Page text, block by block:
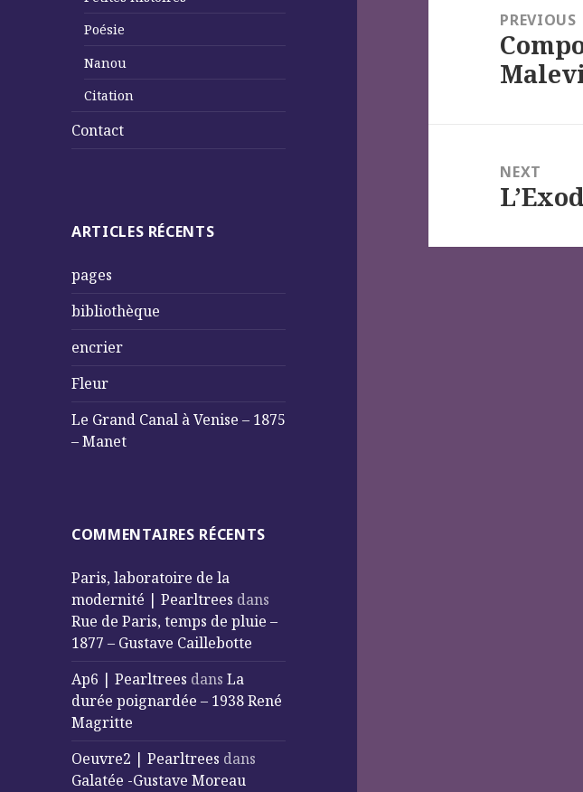
Poésie
Nanou
Citation
Contact
ARTICLES RÉCENTS
pages
bibliothèque
encrier
Fleur
Le Grand Canal à Venise – 1875
– Manet
COMMENTAIRES RÉCENTS
Paris, laboratoire de la
modernité | Pearltrees dans
Rue de Paris, temps de pluie –
1877 – Gustave Caillebotte
Ap6 | Pearltrees dansLa
durée poignardée – 1938 René
Magritte
Oeuvre2 | Pearltrees dans
Galatée -Gustave Moreau
l’article
PREVIOUS
Previous
post:
NEXT
Next